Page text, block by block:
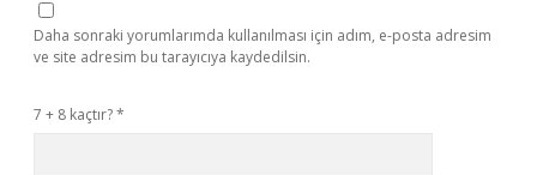
Daha sonraki yorumlarımda kullanılması için adım, e-posta adresim
ve site adresim bu tarayıcıya kaydedilsin.
7 + 8 kaçtır?*